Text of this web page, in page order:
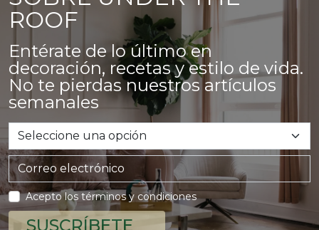
ROOF
Entérate de lo último en
decoración, recetas y estilo de vida.
No te pierdas nuestros artículos
semanales
Acepto los términos y condiciones
SUSCRÍBETE